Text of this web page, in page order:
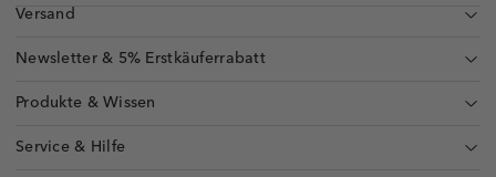
Produkte & Wissen
Service & Hilfe
Versand
Newsletter & 5% Erstkäuferrabatt